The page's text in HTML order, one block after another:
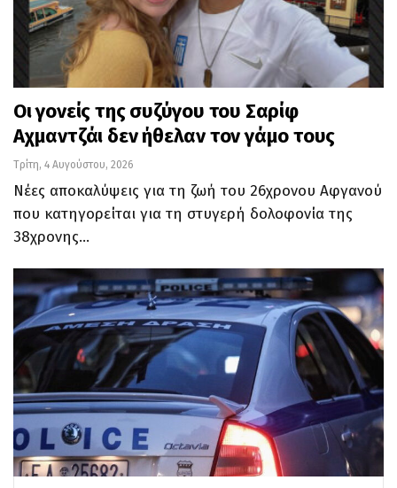
Οι γονείς της συζύγου του Σαρίφ
Αχμαντζάι δεν ήθελαν τον γάμο τους
Τρίτη, 4 Αυγούστου, 2026
Νέες αποκαλύψεις για τη ζωή του 26χρονου Αφγανού
που κατηγορείται για τη στυγερή δολοφονία της
38χρονης…